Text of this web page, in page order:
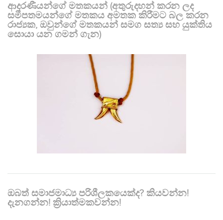
ආදරණීයන්ගේ මතකයන් (අතුරුදහන් කරන ලද
සමීපතමයන්ගේ මතකය අමතක කිරීමට බල කරන
රාජ්‍යක, ඔවුන්ගේ මතකයන් සමග සත්‍ය සහ යුක්තිය
සොයා යන ගමන් ගැන)
ඔබත් සමාජමාධ්‍ය පරිශීලකයෙක්ද? කියවන්න!
දැනගන්න! ක්‍රියාත්මකවන්න!